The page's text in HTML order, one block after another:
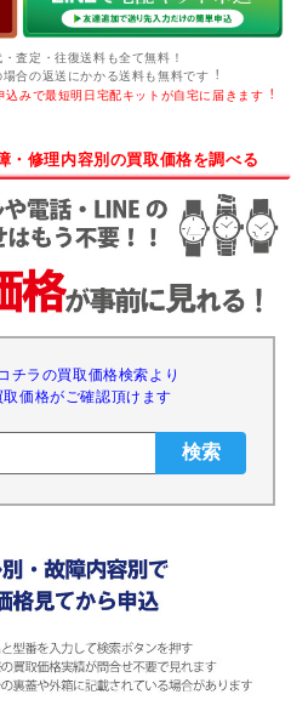
査定・往復送料も全て無料！
合の返送にかかる送料も無料です︕
みで最短明日宅配キットが自宅に届きます︕
・修理内容別の買取価格を調べる
チラの買取価格検索より
価格がご確認頂けます